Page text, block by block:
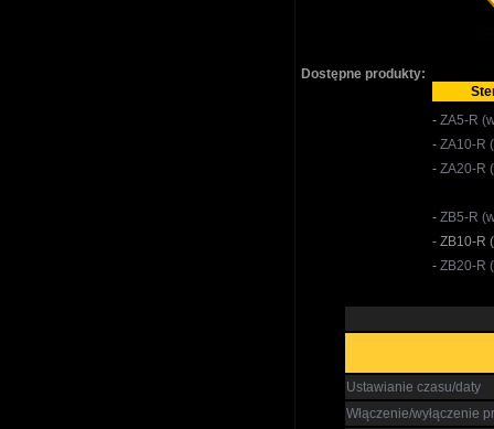
Dostępne produkty:
- ZA5-R
- ZA10-R
- ZA20-R
- ZB5-R
- ZB10-R
- ZB20-R
Ustawianie czasu/daty
Włączenie/wyłączenie